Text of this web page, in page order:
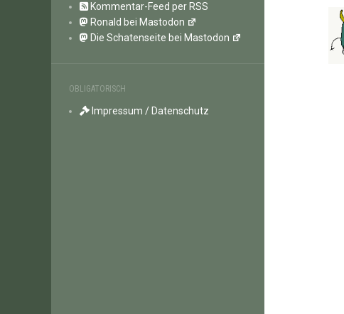
Kommentar-Feed per RSS
Ronald bei Mastodon
Die Schatenseite bei Mastodon
OBLIGATORISCH
Impressum / Datenschutz